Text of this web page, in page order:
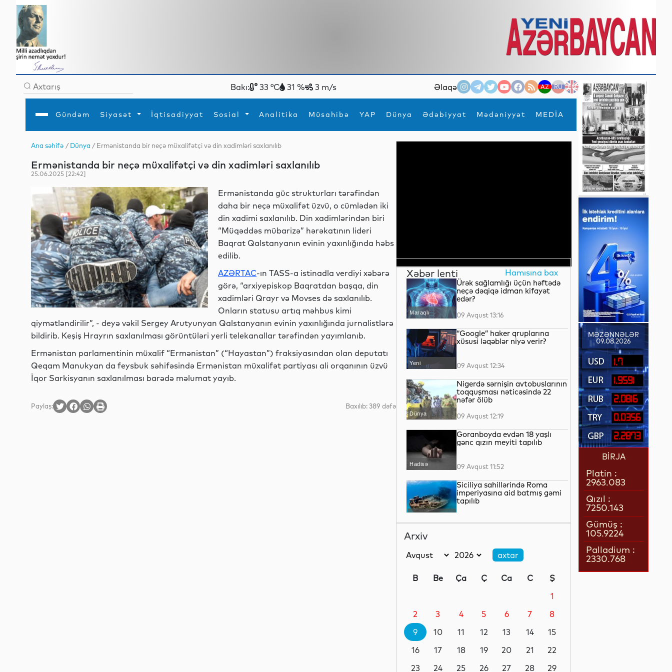
Bakı: 33 °C 31 % 3 m/s Əlaqə AZ RU EN
Gündəm Siyasət İqtisadiyyat Sosial Analitika Müsahibə YAP Dünya Ədəbiyyat Mədəniyyət MEDİA
×
Gündəm
İqtisadiyyat
Analitika
Mədəniyyət
Müsahibə
MEDİA
Xarici siyasətTurizm
Hadisə
Diaspor
İdmanYeni texnologiyalar
Ana səhifə /Dünya / Ermənistanda bir neçə müxalifətçi və din xadimləri saxlanılıb
Ermənistanda bir neçə müxalifətçi və din xadimləri saxlanılıb
25.06.2025 [22:42]
Ermənistanda güc strukturları tərəfindən
daha bir neçə müxalifət üzvü, o cümlədən iki
din xadimi saxlanılıb. Din xadimlərindən biri
“Müqəddəs mübarizə” hərəkatının lideri
Baqrat Qalstanyanın evinin yaxınlığında həbs
edilib.
AZƏRTAC-ın TASS-a istinadla verdiyi xəbərə
görə, “arxiyepiskop Baqratdan başqa, din
xadimləri Qrayr və Movses də saxlanılıb.
Onların statusu artıq məhbus kimi
qiymətləndirilir”, - deyə vəkil Sergey Arutyunyan Qalstanyanın evinin yaxınlığında jurnalistlərə
bildirib. Keşiş Hrayrın saxlanılması görüntüləri yerli telekanallar tərəfindən yayımlanıb.
Ermənistan parlamentinin müxalif “Ermənistan” (“Hayastan”) fraksiyasından olan deputatı
Qeqam Manukyan da feysbuk səhifəsində Ermənistan müxalifət partiyası ali orqanının üzvü
İqor Sarkisyanın saxlanılması barədə məlumat yayıb.
Paylaş: Baxılıb: 389 dəfə
Xəbər lenti Hamısına bax
Maraqlı
Ürək sağlamlığı üçün həftədə
neçə dəqiqə idman kifayət
edər?
09 Avqust 13:16
Yeni
“Google” haker qruplarına
xüsusi ləqəblər niyə verir?
09 Avqust 12:34
Dünya
Nigerdə sərnişin avtobuslarının
toqquşması nəticəsində 22
nəfər ölüb
09 Avqust 12:19
Hadisə
Goranboyda evdən 18 yaşlı
gənc qızın meyiti tapılıb
09 Avqust 11:52
Dünya
Siciliya sahillərində Roma
imperiyasına aid batmış gəmi
tapılıb
İdman 09 Avqust 10:17
Hadisə
Ucarda avtomobilin vurduğu
09 Avqust 09:59
Arxiv
B Be Ça Ç Ca C
Ş
1
2
3 4 5 6 7
8
9
10 11 12 13 14
15
16
17 18 19 20 21
22
23
24 25 26 27 28
29
MƏZƏNNƏLƏR
09.08.2026
1.7
1.9591
2.0816
0.0356
2.2873
BİRJA
Platin :
2963.083
Qızıl :
7250.143
Gümüş :
105.9224
Palladium :
2330.768